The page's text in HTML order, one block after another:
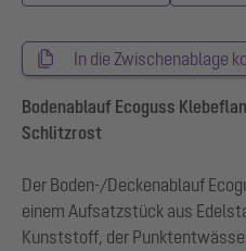
In die Zwischenablage
Bodenablauf Ecoguss
Schlitzrost
Der Boden-/Deckenablauf
einem Aufsatzstück aus
Kunststoff, der